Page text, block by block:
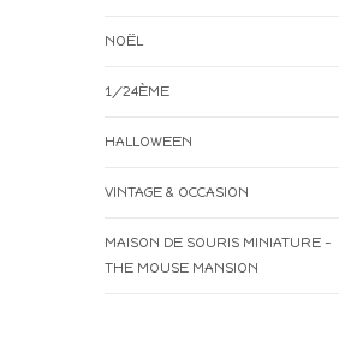
NOËL
1/24ÈME
HALLOWEEN
VINTAGE & OCCASION
MAISON DE SOURIS MINIATURE -
THE MOUSE MANSION